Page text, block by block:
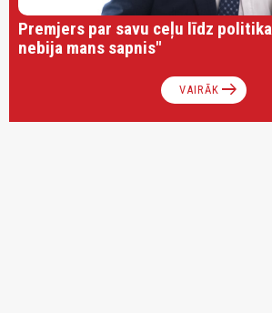
Premjers par savu ceļu līdz
nebija mans sapnis"
VAIRĀK arrow_right_alt